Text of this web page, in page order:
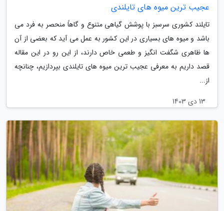
عجیب ترین میوه های تایلندی
تایلند کشوری سرسبز با پوشش گیاهی متنوع و گاهاً منحصر به فرد می
باشد و میوه های بسیاری در این کشور به عمل می آید که بعضی از آن
ها ظاهری شگفت انگیز و طعمی خاص دارند، از این رو در این مقاله
قصد داریم به معرفی عجیب ترین میوه های تایلندی بپردازیم، چنانچه
از...
13 دی 1403